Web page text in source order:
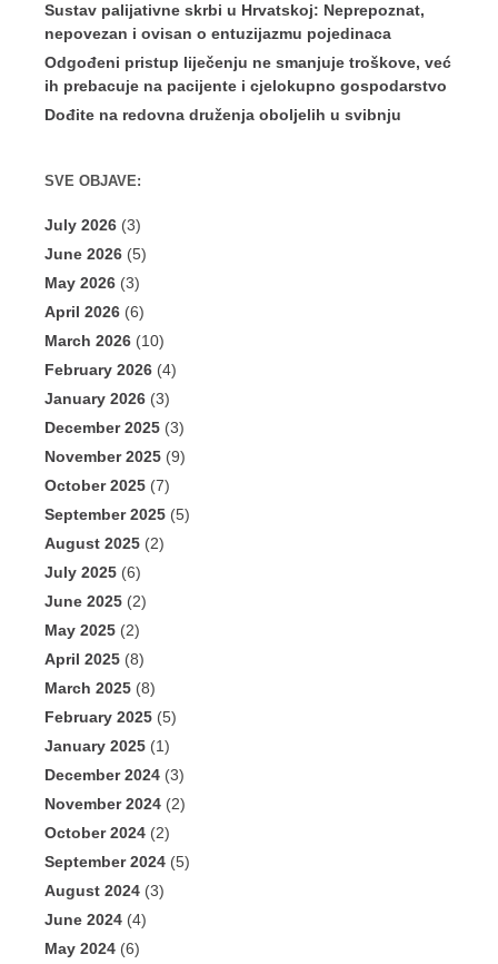
Sustav palijativne skrbi u Hrvatskoj: Neprepoznat,
nepovezan i ovisan o entuzijazmu pojedinaca
Odgođeni pristup liječenju ne smanjuje troškove, već
ih prebacuje na pacijente i cjelokupno gospodarstvo
Dođite na redovna druženja oboljelih u svibnju
SVE OBJAVE:
July 2026 (3)
June 2026 (5)
May 2026 (3)
April 2026 (6)
March 2026 (10)
February 2026 (4)
January 2026 (3)
December 2025 (3)
November 2025 (9)
October 2025 (7)
September 2025 (5)
August 2025 (2)
July 2025 (6)
June 2025 (2)
May 2025 (2)
April 2025 (8)
March 2025 (8)
February 2025 (5)
January 2025 (1)
December 2024 (3)
November 2024 (2)
October 2024 (2)
September 2024 (5)
August 2024 (3)
June 2024 (4)
May 2024 (6)